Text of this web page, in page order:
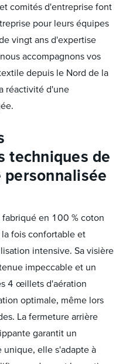
comités d'entreprise font
pour leurs équipes
vingt ans d'expertise
accompagnons vos
depuis le Nord de la
réactivité d'une
techniques de
en 100 % coton
la fois confortable et
intensive. Sa visière
impeccable et un
4 œillets d'aération
optimale, même lors
La fermeture arrière
garantit un
elle s'adapte à